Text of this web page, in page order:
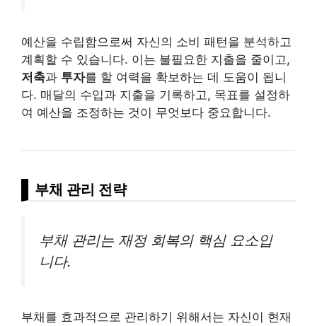
예산을 수립함으로써 자신의 소비 패턴을 분석하고
계획할 수 있습니다. 이는 불필요한 지출을 줄이고,
저축과 투자를 할 여력을 확보하는 데 도움이 됩니
다. 매달의 수입과 지출을 기록하고, 목표를 설정하
여 예산을 조정하는 것이 무엇보다 중요합니다.
부채 관리 전략
부채 관리는 재정 회복의 핵심 요소입
니다.
부채를 효과적으로 관리하기 위해서는 자신이 현재